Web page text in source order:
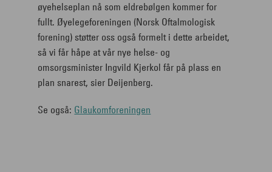
øyehelseplan nå som eldrebølgen kommer for
fullt. Øyelegeforeningen (Norsk Oftalmologisk
forening) støtter oss også formelt i dette arbeidet,
så vi får håpe at vår nye helse- og
omsorgsminister Ingvild Kjerkol får på plass en
plan snarest, sier Deijenberg.
Se også: Glaukomforeningen